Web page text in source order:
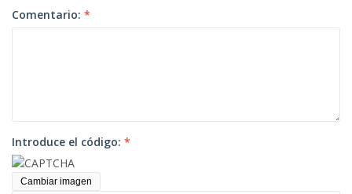
Comentario: *
Introduce el código: *
Cambiar imagen